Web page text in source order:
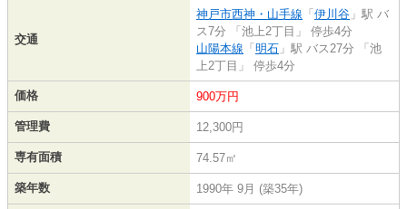
交通
神戸市西神・山手線 「 伊川谷 」駅 バ
ス7分 「池上2丁目」 停歩4分
山陽本線 「 明石 」駅 バス27分 「池
上2丁目」 停歩4分
価格 900万円
管理費 12,300円
専有面積 74.57㎡
築年数 1990年 9月 (築35年)